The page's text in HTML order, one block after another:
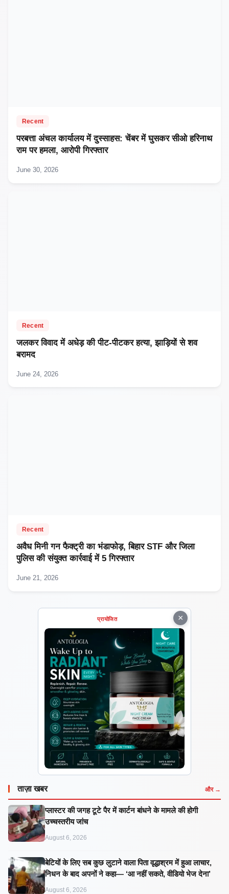
Recent
परबत्ता अंचल कार्यालय में दुस्साहस: चेंबर में घुसकर सीओ हरिनाथ
राम पर हमला, आरोपी गिरफ्तार
June 30, 2026
Recent
जलकर विवाद में अधेड़ की पीट-पीटकर हत्या, झाड़ियों से शव
बरामद
June 24, 2026
Recent
अवैध मिनी गन फैक्ट्री का भंडाफोड़, बिहार STF और जिला
पुलिस की संयुक्त कार्रवाई में 5 गिरफ्तार
June 21, 2026
×
प्रायोजित
ताज़ा खबर और →
प्लास्टर की जगह टूटे पैर में कार्टन बांधने के मामले की होगी
उच्चस्तरीय जांच
August 6, 2026
बेटियों के लिए सब कुछ लुटाने वाला पिता वृद्धाश्रम में हुआ लाचार,
निधन के बाद अपनों ने कहा— ‘आ नहीं सकते, वीडियो भेज देना’
August 6, 2026